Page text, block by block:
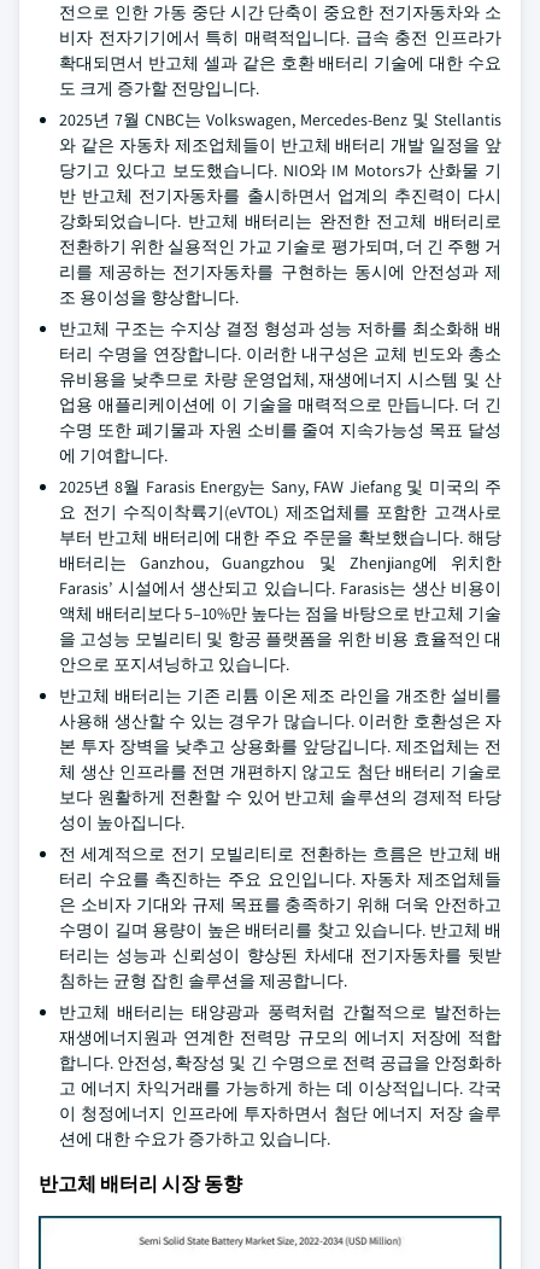
전으로 인한 가동 중단 시간 단축이 중요한 전기자동차와 소
비자 전자기기에서 특히 매력적입니다. 급속 충전 인프라가
확대되면서 반고체 셀과 같은 호환 배터리 기술에 대한 수요
도 크게 증가할 전망입니다.
2025년 7월 CNBC는 Volkswagen, Mercedes-Benz 및 Stellantis
와 같은 자동차 제조업체들이 반고체 배터리 개발 일정을 앞
당기고 있다고 보도했습니다. NIO와 IM Motors가 산화물 기
반 반고체 전기자동차를 출시하면서 업계의 추진력이 다시
강화되었습니다. 반고체 배터리는 완전한 전고체 배터리로
전환하기 위한 실용적인 가교 기술로 평가되며, 더 긴 주행 거
리를 제공하는 전기자동차를 구현하는 동시에 안전성과 제
조 용이성을 향상합니다.
반고체 구조는 수지상 결정 형성과 성능 저하를 최소화해 배
터리 수명을 연장합니다. 이러한 내구성은 교체 빈도와 총소
유비용을 낮추므로 차량 운영업체, 재생에너지 시스템 및 산
업용 애플리케이션에 이 기술을 매력적으로 만듭니다. 더 긴
수명 또한 폐기물과 자원 소비를 줄여 지속가능성 목표 달성
에 기여합니다.
2025년 8월 Farasis Energy는 Sany, FAW Jiefang 및 미국의 주
요 전기 수직이착륙기(eVTOL) 제조업체를 포함한 고객사로
부터 반고체 배터리에 대한 주요 주문을 확보했습니다. 해당
배터리는 Ganzhou, Guangzhou 및 Zhenjiang에 위치한
Farasis’ 시설에서 생산되고 있습니다. Farasis는 생산 비용이
액체 배터리보다 5–10%만 높다는 점을 바탕으로 반고체 기술
을 고성능 모빌리티 및 항공 플랫폼을 위한 비용 효율적인 대
안으로 포지셔닝하고 있습니다.
반고체 배터리는 기존 리튬 이온 제조 라인을 개조한 설비를
사용해 생산할 수 있는 경우가 많습니다. 이러한 호환성은 자
본 투자 장벽을 낮추고 상용화를 앞당깁니다. 제조업체는 전
체 생산 인프라를 전면 개편하지 않고도 첨단 배터리 기술로
보다 원활하게 전환할 수 있어 반고체 솔루션의 경제적 타당
성이 높아집니다.
전 세계적으로 전기 모빌리티로 전환하는 흐름은 반고체 배
터리 수요를 촉진하는 주요 요인입니다. 자동차 제조업체들
은 소비자 기대와 규제 목표를 충족하기 위해 더욱 안전하고
수명이 길며 용량이 높은 배터리를 찾고 있습니다. 반고체 배
터리는 성능과 신뢰성이 향상된 차세대 전기자동차를 뒷받
침하는 균형 잡힌 솔루션을 제공합니다.
반고체 배터리는 태양광과 풍력처럼 간헐적으로 발전하는
재생에너지원과 연계한 전력망 규모의 에너지 저장에 적합
합니다. 안전성, 확장성 및 긴 수명으로 전력 공급을 안정화하
고 에너지 차익거래를 가능하게 하는 데 이상적입니다. 각국
이 청정에너지 인프라에 투자하면서 첨단 에너지 저장 솔루
션에 대한 수요가 증가하고 있습니다.
반고체 배터리 시장 동향